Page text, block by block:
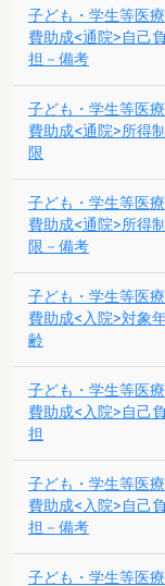
子ども・学生等医療
費助成<通院>自己負
担－備考
子ども・学生等医療
費助成<通院>所得制
限
子ども・学生等医療
費助成<通院>所得制
限－備考
子ども・学生等医療
費助成<入院>対象
齢
子ども・学生等医療
費助成<入院>自己負
担
子ども・学生等医療
費助成<入院>自己負
担－備考
子ども・学生等医療